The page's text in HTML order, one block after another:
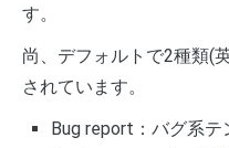
す。
尚、デフォルトで2種類(
されています。
Bug report：バグ系テ